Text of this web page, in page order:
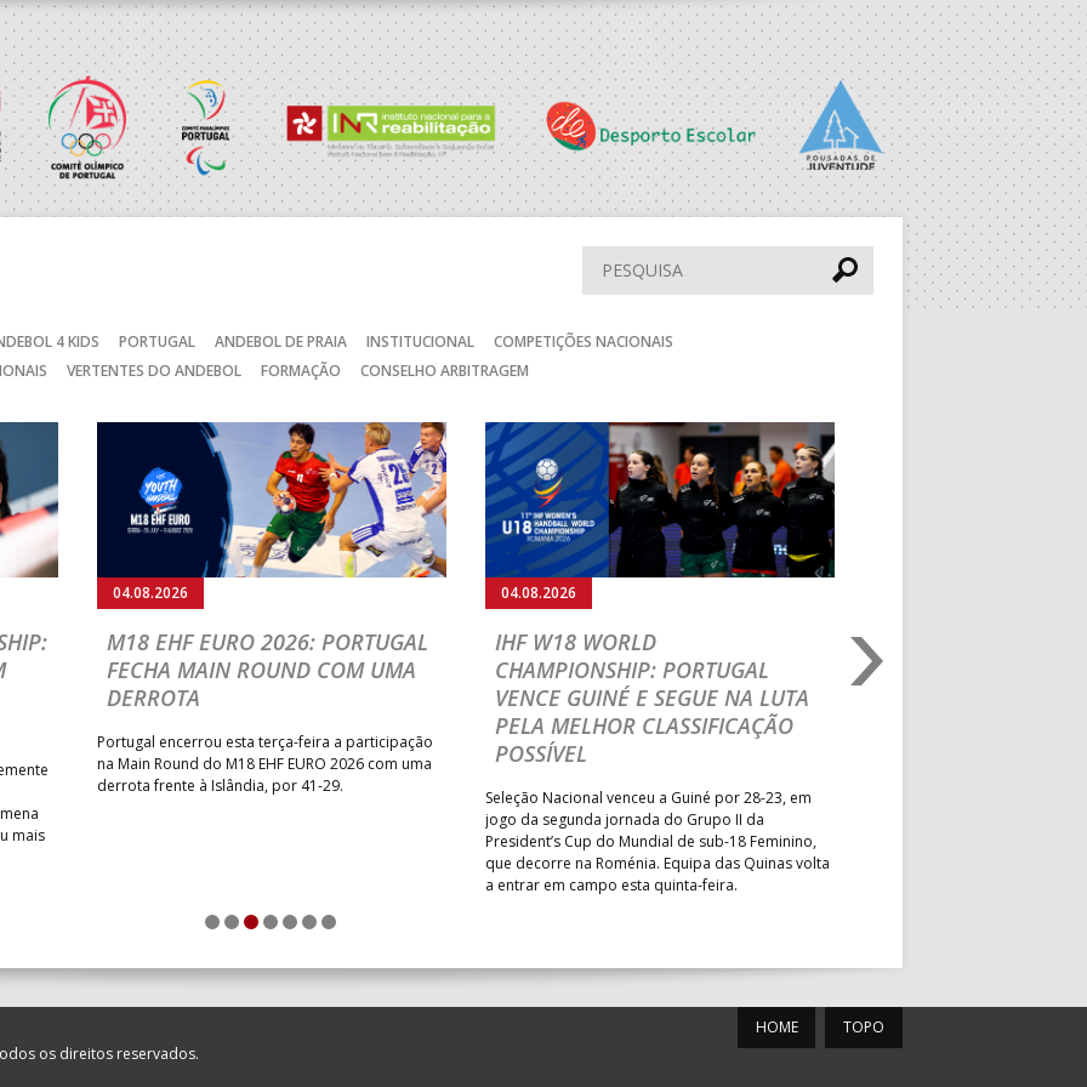
_ - _ CD FEIRENSE /Movit PAV. LUZ 2
/OBO Bettermann _ - _ AD ACADEMIA ANDEBOL SPS PAV. F. SÁ LEITE
_ - _ CJ A. GARRETT /Pristivus
ESC. BARTOLOMEU
_ - _ ABC DE BRAGA /Lusíadas Saude
DRAGÃO ARENA
/ RETROTARGET
MARÍTIMO MADEIRA ANDEBOL
SAD
MUN. STº TIRSO
_ - _ AD CARVALHOS
DESP. UNIDADE
VIMARANENSE
_ - _ ABC DE BRAGA /OBO Bettermann
MUN. LEÇA PALMEIRA
/ Bodegão/CCR/Proteu _ - _ SL BENFICA
MUN. PÓVOA VARZIM
MILANEZA
PAV. ÁGUAS SANTAS
/Movit _ - _ CJ A. GARRETT /Pristivus
MUN. MARIANA LOPES
PAV. ACÁCIO ROSA
Pesquisar
4 KIDS PORTUGAL ANDEBOL DE PRAIA INSTITUCIONAL
COMPETIÇÕES NACIONAIS
VERTENTES DO ANDEBOL FORMAÇÃO CONSELHO ARBITRAGEM
mais
04.08.2026
M18 EHF EURO 2026: PORTUGAL
FECHA MAIN ROUND COM UMA
DERROTA
Portugal encerrou esta terça-feira a participação
na Main Round do M18 EHF EURO 2026 com uma
derrota frente à Islândia, por 41-29.
04.08.2026
IHF W18 WORLD
CHAMPIONSHIP: PORTUGAL
VENCE GUINÉ E SEGUE NA LUTA
PELA MELHOR CLASSIFICAÇÃO
POSSÍVEL
Seleção Nacional venceu a Guiné por 28-23, em
jogo da segunda jornada do Grupo II da
President’s Cup do Mundial de sub-18 Feminino,
que decorre na Roménia. Equipa das Quinas volta
a entrar em campo esta quinta-feira.
Seguinte
1 2 3 4 5 6 7
TOPO
HOME
os direitos reservados.